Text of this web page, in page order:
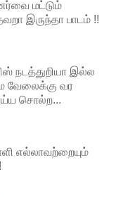
மட்டும்
இருந்தா பாடம் !!
நடத்துறியா இல்ல
வேலைக்கு வர
சொல்ற...
எல்லாவற்றையும்